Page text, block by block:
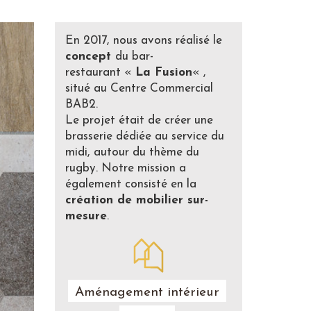
En 2017, nous avons réalisé le
concept du bar-
restaurant «
La Fusion« ,
situé au Centre Commercial
BAB2.
Le projet était de créer une
brasserie dédiée au service du
midi, autour du thème du
rugby. Notre mission a
également consisté en la
création de mobilier sur-
mesure.
Aménagement intérieur